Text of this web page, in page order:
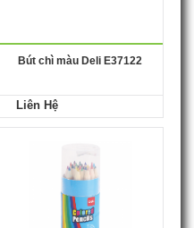
Bút chì màu Deli E37122
Liên Hệ